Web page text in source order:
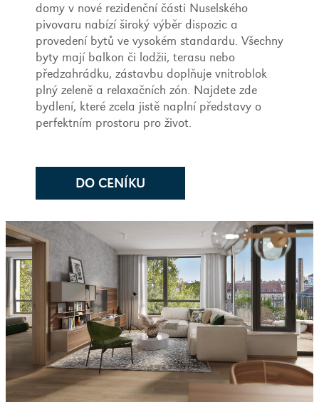
domy v nové rezidenční části Nuselského
pivovaru nabízí široký výběr dispozic a
provedení bytů ve vysokém standardu. Všechny
byty mají balkon či lodžii, terasu nebo
předzahrádku, zástavbu doplňuje vnitroblok
plný zeleně a relaxačních zón. Najdete zde
bydlení, které zcela jistě naplní představy o
perfektním prostoru pro život.
DO CENÍKU